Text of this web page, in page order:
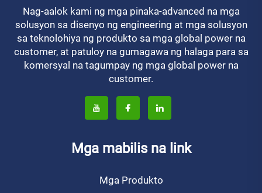
Nag-aalok kami ng mga pinaka-advanced na mga
solusyon sa disenyo ng engineering at mga solusyon
sa teknolohiya ng produkto sa mga global power na
customer, at patuloy na gumagawa ng halaga para sa
komersyal na tagumpay ng mga global power na
customer.
Mga mabilis na link
Mga Produkto